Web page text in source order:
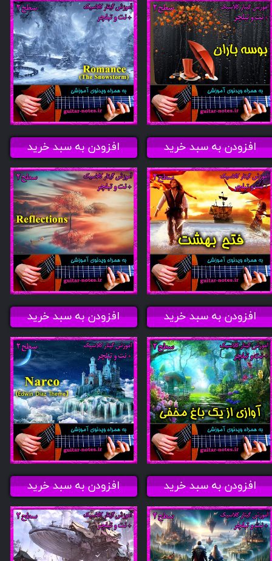
افزودن به سبد خرید افزودن به سبد خرید
افزودن به سبد خرید افزودن به سبد خرید
افزودن به سبد خرید افزودن به سبد خرید